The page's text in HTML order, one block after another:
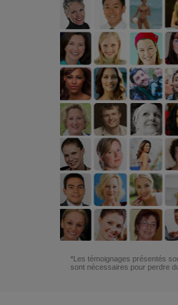
*Les témoignages présentés
sont nécessaires pour perdre